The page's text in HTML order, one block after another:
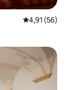
4,91 de uma
4,91 (56)